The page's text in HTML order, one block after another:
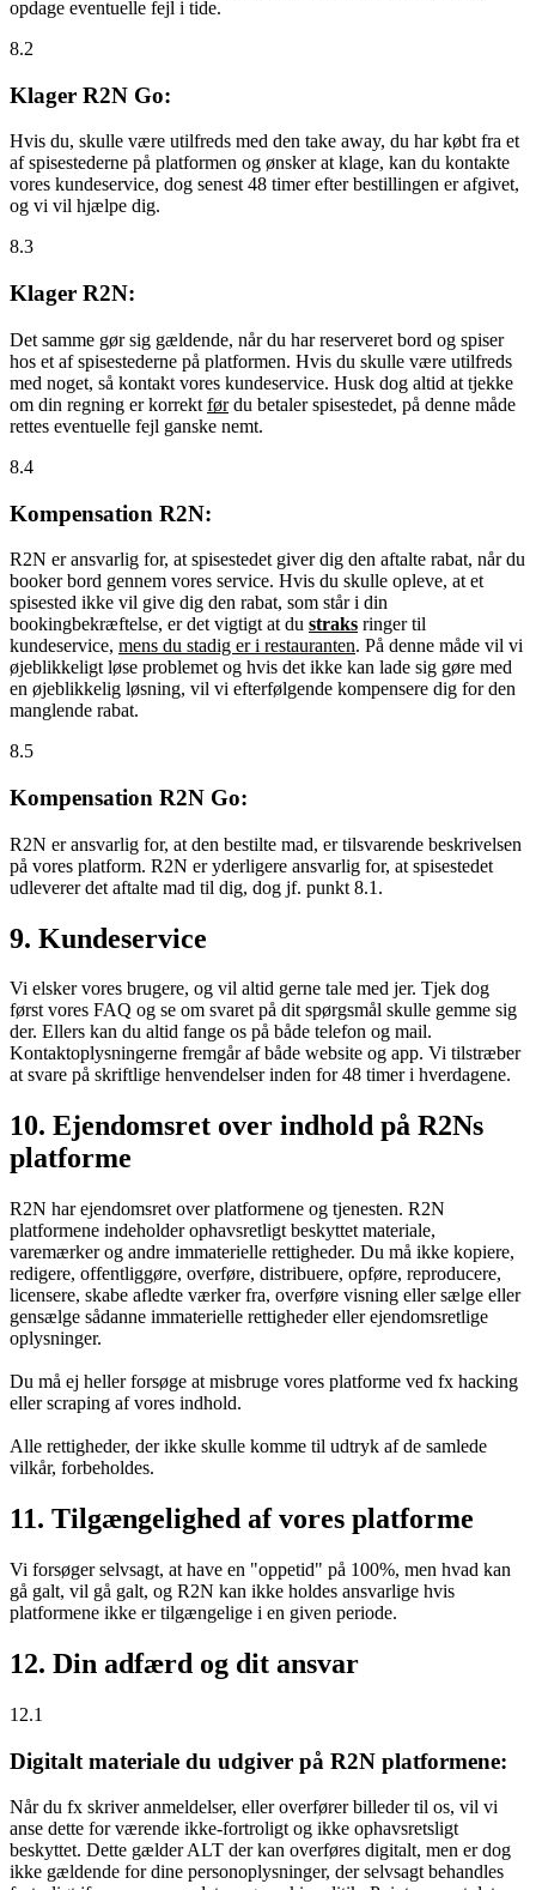
opdage eventuelle fejl i tide.
8.2
Klager R2N Go:
Hvis du, skulle være utilfreds med den take away, du har købt fra et
af spisestederne på platformen og ønsker at klage, kan du kontakte
vores kundeservice, dog senest 48 timer efter bestillingen er afgivet,
og vi vil hjælpe dig.
8.3
Klager R2N:
Det samme gør sig gældende, når du har reserveret bord og spiser
hos et af spisestederne på platformen. Hvis du skulle være utilfreds
med noget, så kontakt vores kundeservice. Husk dog altid at tjekke
om din regning er korrekt førdu betaler spisestedet, på denne måde
rettes eventuelle fejl ganske nemt.
8.4
Kompensation R2N:
R2N er ansvarlig for, at spisestedet giver dig den aftalte rabat, når du
booker bord gennem vores service. Hvis du skulle opleve, at et
spisested ikke vil give dig den rabat, som står i din
bookingbekræftelse, er det vigtigt at du straks ringer til
kundeservice, mens du stadig er i restauranten. På denne måde vil vi
øjeblikkeligt løse problemet og hvis det ikke kan lade sig gøre med
en øjeblikkelig løsning, vil vi efterfølgende kompensere dig for den
manglende rabat.
8.5
Kompensation R2N Go:
R2N er ansvarlig for, at den bestilte mad, er tilsvarende beskrivelsen
på vores platform. R2N er yderligere ansvarlig for, at spisestedet
udleverer det aftalte mad til dig, dog jf. punkt 8.1.
9. Kundeservice
Vi elsker vores brugere, og vil altid gerne tale med jer. Tjek dog
først vores FAQ og se om svaret på dit spørgsmål skulle gemme sig
der. Ellers kan du altid fange os på både telefon og mail.
Kontaktoplysningerne fremgår af både website og app. Vi tilstræber
at svare på skriftlige henvendelser inden for 48 timer i hverdagene.
10. Ejendomsret over indhold på R2Ns
platforme
R2N har ejendomsret over platformene og tjenesten. R2N
platformene indeholder ophavsretligt beskyttet materiale,
varemærker og andre immaterielle rettigheder. Du må ikke kopiere,
redigere, offentliggøre, overføre, distribuere, opføre, reproducere,
licensere, skabe afledte værker fra, overføre visning eller sælge eller
gensælge sådanne immaterielle rettigheder eller ejendomsretlige
oplysninger.
Du må ej heller forsøge at misbruge vores platforme ved fx hacking
eller scraping af vores indhold.
Alle rettigheder, der ikke skulle komme til udtryk af de samlede
vilkår, forbeholdes.
11. Tilgængelighed af vores platforme
Vi forsøger selvsagt, at have en "oppetid" på 100%, men hvad kan
gå galt, vil gå galt, og R2N kan ikke holdes ansvarlige hvis
platformene ikke er tilgængelige i en given periode.
12. Din adfærd og dit ansvar
12.1
Digitalt materiale du udgiver på R2N platformene:
Når du fx skriver anmeldelser, eller overfører billeder til os, vil vi
anse dette for værende ikke-fortroligt og ikke ophavsretsligt
beskyttet. Dette gælder ALT der kan overføres digitalt, men er dog
ikke gældende for dine personoplysninger, der selvsagt behandles